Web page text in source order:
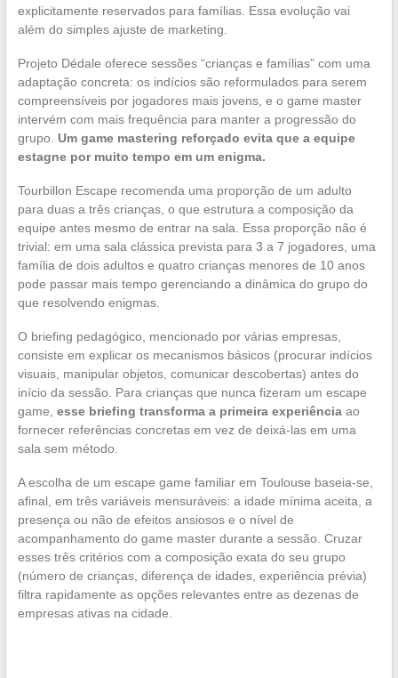
explicitamente reservados para famílias. Essa evolução vai
além do simples ajuste de marketing.
Projeto Dédale oferece sessões “crianças e famílias” com uma
adaptação concreta: os indícios são reformulados para serem
compreensíveis por jogadores mais jovens, e o game master
intervém com mais frequência para manter a progressão do
grupo. Um game mastering reforçado evita que a equipe
estagne por muito tempo em um enigma.
Tourbillon Escape recomenda uma proporção de um adulto
para duas a três crianças, o que estrutura a composição da
equipe antes mesmo de entrar na sala. Essa proporção não é
trivial: em uma sala clássica prevista para 3 a 7 jogadores, uma
família de dois adultos e quatro crianças menores de 10 anos
pode passar mais tempo gerenciando a dinâmica do grupo do
que resolvendo enigmas.
O briefing pedagógico, mencionado por várias empresas,
consiste em explicar os mecanismos básicos (procurar indícios
visuais, manipular objetos, comunicar descobertas) antes do
início da sessão. Para crianças que nunca fizeram um escape
game, esse briefing transforma a primeira experiênciaao
fornecer referências concretas em vez de deixá-las em uma
sala sem método.
A escolha de um escape game familiar em Toulouse baseia-se,
afinal, em três variáveis mensuráveis: a idade mínima aceita, a
presença ou não de efeitos ansiosos e o nível de
acompanhamento do game master durante a sessão. Cruzar
esses três critérios com a composição exata do seu grupo
(número de crianças, diferença de idades, experiência prévia)
filtra rapidamente as opções relevantes entre as dezenas de
empresas ativas na cidade.